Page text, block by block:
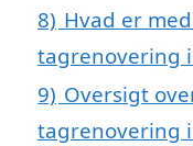
8) Hvad er
tagrenovering
9) Oversigt
tagrenovering